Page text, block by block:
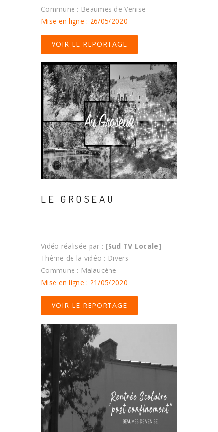
Commune : Beaumes de Venise
Mise en ligne : 26/05/2020
VOIR LE REPORTAGE
LE GROSEAU
Vidéo réalisée par : [Sud TV Locale]
Thème de la vidéo : Divers
Commune : Malaucène
Mise en ligne : 21/05/2020
VOIR LE REPORTAGE